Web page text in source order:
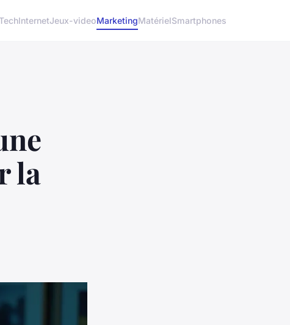
InternetJeux-videoMarketingMatérielSmartphones
la